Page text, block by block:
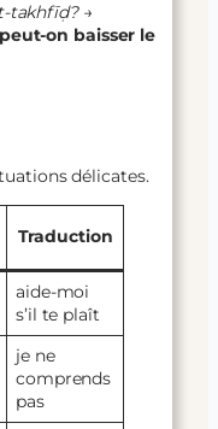
takhfīḍ?→
on baisser le
délicates.
Traduction
aide-moi
s’il te plaît
je ne
comprends
pas